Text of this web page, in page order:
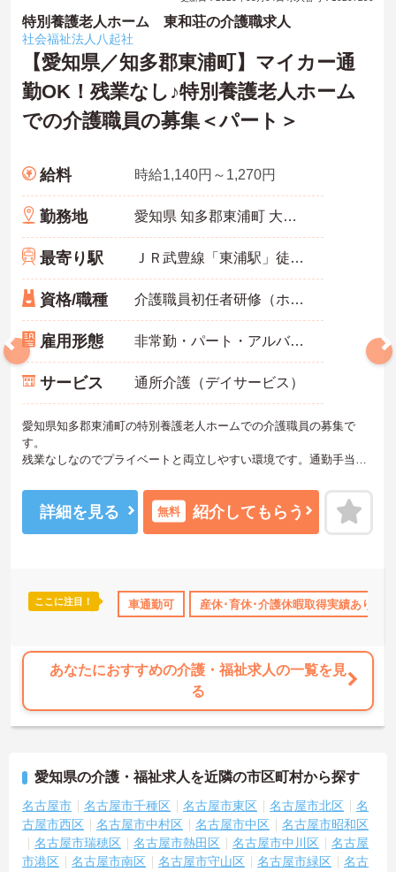
手当・補助 託児所・育児補助 無資格OK 資格取得サポート
特別養護老人ホーム 東和荘の介護職求人
社会福祉法人八起社
【愛知県／知多郡東浦町】マイカー通
勤OK！残業なし♪特別養護老人ホーム
での介護職員の募集＜パート＞
給料 時給1,140円～1,270円
勤務地 愛知県 知多郡東浦町 大字石浜字飛山池上41
最寄り駅 ＪＲ武豊線「東浦駅」徒歩25分
資格/職種 介護職員初任者研修（ホームヘルパー2級）以上必須
雇用形態 非常勤・パート・アルバイト
サービス 通所介護（デイサービス）
愛知県知多郡東浦町の特別養護老人ホームでの介護職員の募集で
す。
残業なしなのでプライベートと両立しやすい環境です。通勤手当支
ご興味のある方は、面接のポイントをお伝えしますのでお気軽にお
問い合せください。
詳細を見る 無料 紹介してもらう
ここに注目！ 車通勤可 産休･育休･介護休暇取得実績あり
あなたにおすすめの介護・福祉求人の一覧を見
る
愛知県の介護・福祉求人を近隣の市区町村から探す
名古屋市 名古屋市千種区 名古屋市東区 名古屋市北区
名
古屋市西区
名古屋市中村区 名古屋市中区
名古屋市昭和区
名古屋市瑞穂区
名古屋市熱田区 名古屋市中川区
名古屋
市港区
名古屋市南区 名古屋市守山区 名古屋市緑区
名古